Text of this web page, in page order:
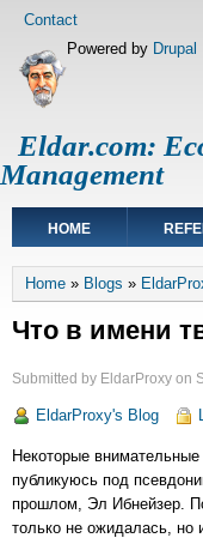
Skip
main
content
Footer
Contact
Eldar.com:
Management
Powered by Drupal
Main
navigation
HOME
Breadcrumb
Home Blogs
Что в имени
Submitted by EldarProxy on
EldarProxy's Blog
Некоторые
публикуюсь под
прошлом, Эл Ибнейзер.
только не ожидалась, но